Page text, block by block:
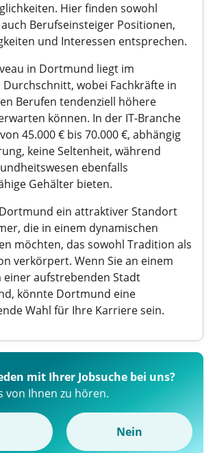
Hier finden sowohl
Berufseinsteiger Positionen,
und Interessen entsprechen.
in Dortmund liegt im
wobei Fachkräfte in
Berufen tendenziell höhere
können. In der IT-Branche
45.000 € bis 70.000 €, abhängig
keine Seltenheit, während
ebenfalls
Gehälter bieten.
ein attraktiver Standort
die in einem dynamischen
möchten, das sowohl Tradition als
verkörpert. Wenn Sie an einem
einer aufstrebenden Stadt
könnte Dortmund eine
Wahl für Ihre Karriere sein.
mit Ihrer Jobsuche bei uns?
von Ihnen zu hören.
Nein